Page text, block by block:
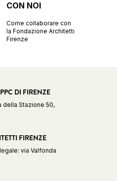
CON NOI
Come collaborare con
la Fondazione Architetti
Firenze
DI FIRENZE
della Stazione 50,
FIRENZE
via Valfonda